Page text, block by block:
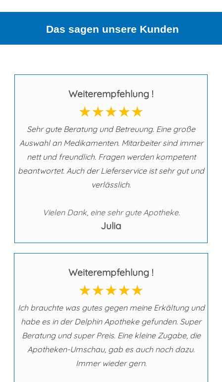
Das sagen unsere Kunden
Weiterempfehlung !
Sehr gute Beratung und Betreuung. Eine große
Auswahl an Medikamenten. Mitarbeiter sind immer
nett und freundlich. Fragen werden kompetent
beantwortet. Auch der Lieferservice ist sehr gut und
verlässlich.
Vielen Dank, eine sehr gute Apotheke.
Julia
Weiterempfehlung !
Ich brauchte was gutes gegen meine Erkältung und
habe es in der Delphin Apotheke gefunden. Super
Beratung und super Preis. Eine kleine Zugabe, die
Apotheken-Umschau, gab es auch noch dazu.
Immer wieder gern.